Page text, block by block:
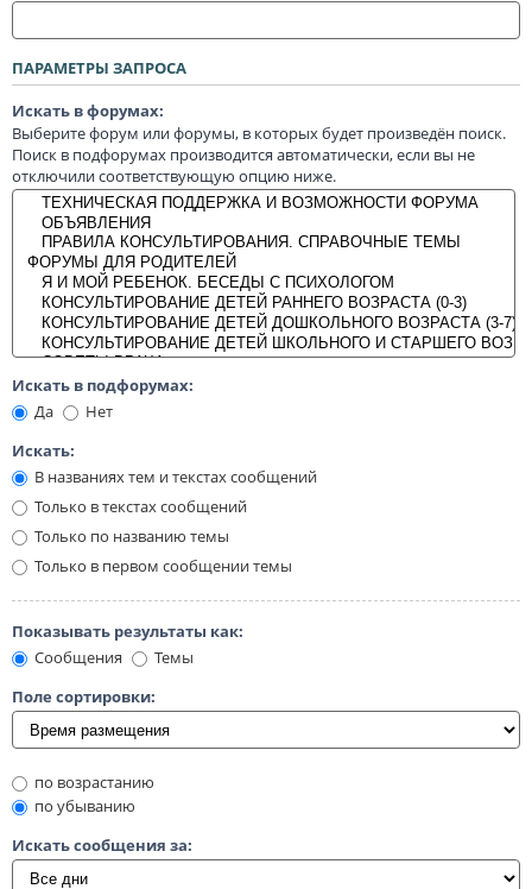
ПАРАМЕТРЫ ЗАПРОСА
Искать в форумах:
Выберите форум или форумы, в которых будет произведён поиск.
Поиск в подфорумах производится автоматически, если вы не
отключили соответствующую опцию ниже.
Искать в подфорумах:
Да
Нет
Искать:
В названиях тем и текстах сообщений
Только в текстах сообщений
Только по названию темы
Только в первом сообщении темы
Показывать результаты как:
Сообщения
Темы
Поле сортировки:
по возрастанию
по убыванию
Искать сообщения за: